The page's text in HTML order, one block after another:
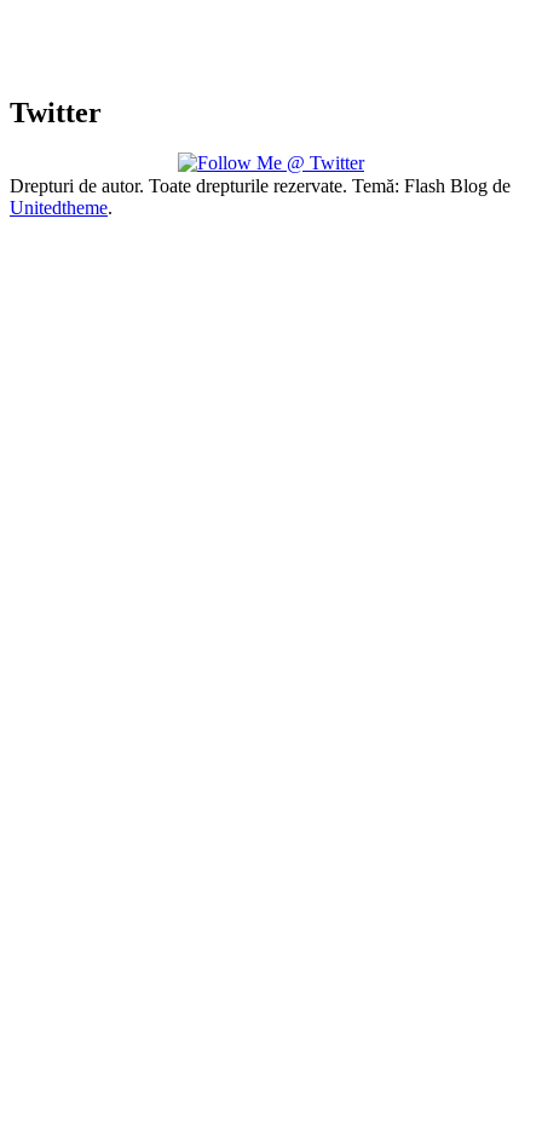
Twitter
Drepturi de autor. Toate drepturile rezervate. Temă: Flash Blog de
Unitedtheme.